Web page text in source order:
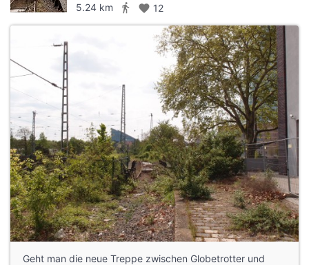
5.24 km
directions_walk favorite 12
Geht man die neue Treppe zwischen Globetrotter und